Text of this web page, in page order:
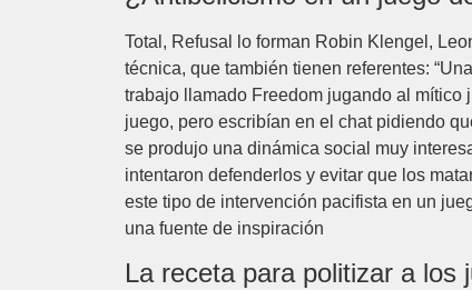
Total, Refusal lo forman Robin Klengel,
técnica, que también tienen referentes:
trabajo llamado Freedom jugando al mítico
juego, pero escribían en el chat pidiendo
se produjo una dinámica social muy
intentaron defenderlos y evitar que los
este tipo de intervención pacifista en un
una fuente de inspiración
La receta para politizar a los